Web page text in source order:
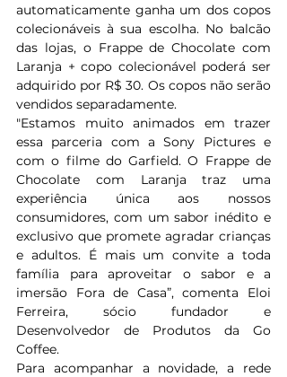
automaticamente ganha um dos copos
colecionáveis à sua escolha. No balcão
das lojas, o Frappe de Chocolate com
Laranja + copo colecionável poderá ser
adquirido por R$ 30. Os copos não serão
vendidos separadamente.
"Estamos muito animados em trazer
essa parceria com a Sony Pictures e
com o filme do Garfield. O Frappe de
Chocolate com Laranja traz uma
experiência única aos nossos
consumidores, com um sabor inédito e
exclusivo que promete agradar crianças
e adultos. É mais um convite a toda
família para aproveitar o sabor e a
imersão Fora de Casa”, comenta Eloi
Ferreira, sócio fundador e
Desenvolvedor de Produtos da Go
Coffee.
Para acompanhar a novidade, a rede